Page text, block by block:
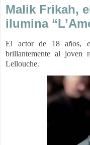
Malik Frikah,
ilumina
El actor de 18 años,
brillantemente al joven
Lellouche.